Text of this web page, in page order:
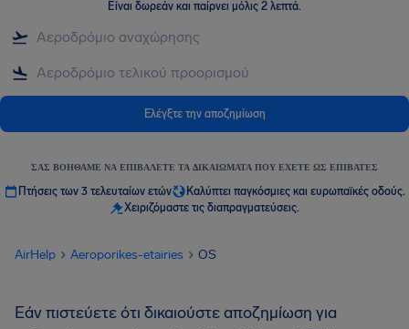
Είναι δωρεάν και παίρνει μόλις 2 λεπτά.
Ελέγξτε την αποζημίωση
ΣΑΣ ΒΟΗΘΆΜΕ ΝΑ ΕΠΙΒΆΛΕΤΕ ΤΑ ΔΙΚΑΙΏΜΑΤΑ ΠΟΥ ΈΧΕΤΕ ΩΣ ΕΠΙΒΆΤΕΣ
Πτήσεις των 3 τελευταίων ετών
Καλύπτει παγκόσμιες και ευρωπαϊκές οδούς.
Χειριζόμαστε τις διαπραγματεύσεις.
AirHelp Aeroporikes-etairies OS
Εάν πιστεύετε ότι δικαιούστε αποζημίωση για